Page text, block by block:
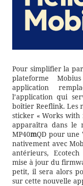
Pour simplifier la
plateforme
application
l’application qui
boîtier Reeflink. Les
sticker « Works with
apparaîtra dans le
MP40mQD pour une
nativement avec
antérieurs,
mise à jour du
petit, il sera alors
sur cette nouvelle